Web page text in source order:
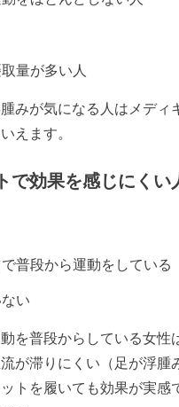
量が多い人
みが気になる人はメディ
えます。
で効果を感じにくい
普段から運動をしている
い
を普段からしている女性
が滞りにくい（足が浮腫
トを履いても効果が実感